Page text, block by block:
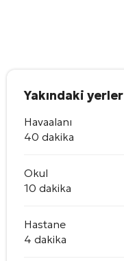
Yakındaki yerler
Havaalanı
40 dakika
Okul
10 dakika
Hastane
4 dakika